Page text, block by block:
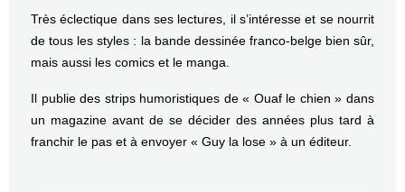
Très éclectique dans ses lectures, il s’intéresse et se nourrit
de tous les styles : la bande dessinée franco-belge bien sûr,
mais aussi les comics et le manga.
Il publie des strips humoristiques de « Ouaf le chien » dans
un magazine avant de se décider des années plus tard à
franchir le pas et à envoyer « Guy la lose » à un éditeur.